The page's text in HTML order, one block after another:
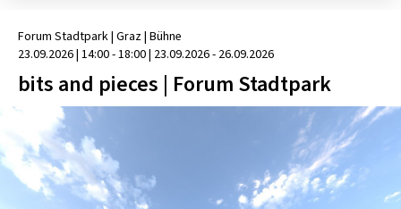
Forum Stadtpark| Graz| Bühne
23.09.2026| 14:00 - 18:00| 23.09.2026 - 26.09.2026
bits and pieces | Forum Stadtpark